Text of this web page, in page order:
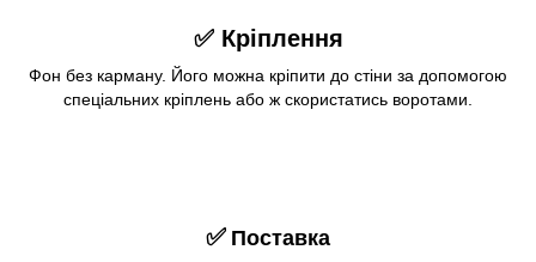
✅ Кріплення
Фон без карману. Його можна кріпити до стіни за допомогою
спеціальних кріплень або ж скористатись воротами.
✅ Поставка